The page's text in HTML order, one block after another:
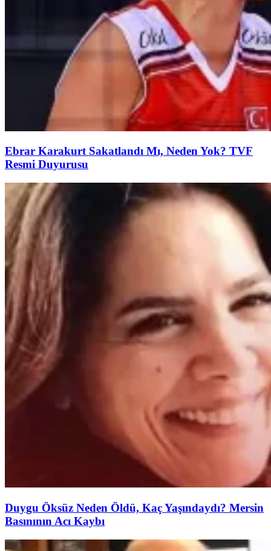
Ebrar Karakurt Sakatlandı Mı, Neden Yok? TVF
Resmi Duyurusu
Duygu Öksüz Neden Öldü, Kaç Yaşındaydı? Mersin
Basınının Acı Kaybı